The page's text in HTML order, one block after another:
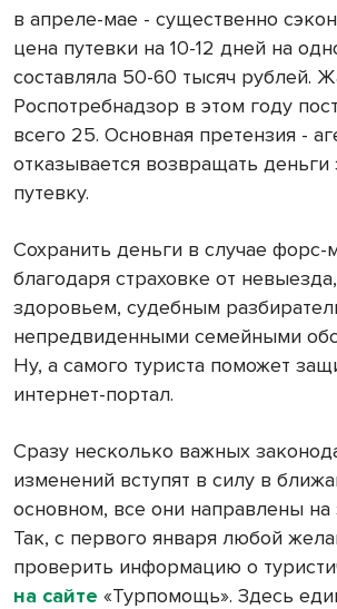
в апреле-мае - существенно
цена путевки на 10-12 дней на
составляла 50-60 тысяч рублей.
Роспотребнадзор в этом году
всего 25. Основная претензия -
отказывается возвращать
путевку.
Сохранить деньги в случае
благодаря страховке от
здоровьем, судебным
непредвиденными семейными
Ну, а самого туриста поможет
интернет-портал.
Сразу несколько важных
изменений вступят в силу в
основном, все они направлены на
Так, с первого января любой
проверить информацию о
на сайте «Турпомощь». Здесь